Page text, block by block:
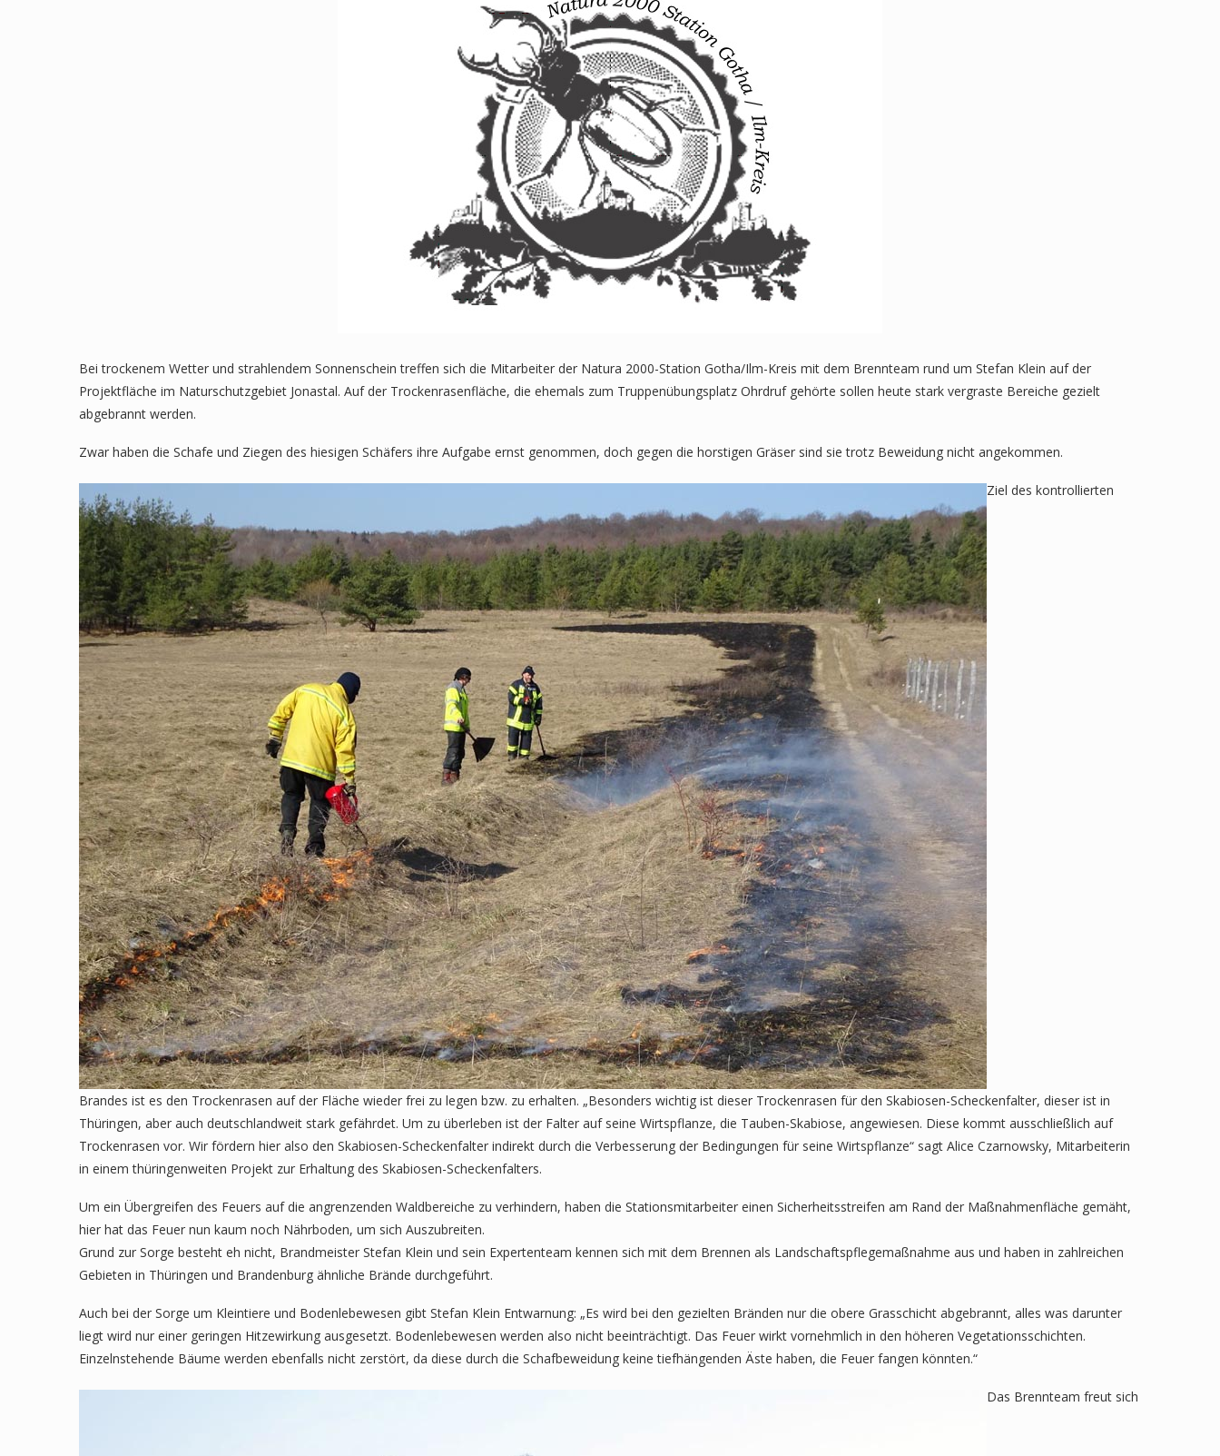
Bei trockenem Wetter und strahlendem Sonnenschein treffen sich die Mitarbeiter der Natura 2000-Station Gotha/Ilm-Kreis mit dem Brennteam rund um Stefan Klein auf der
Projektfläche im Naturschutzgebiet Jonastal. Auf der Trockenrasenfläche, die ehemals zum Truppenübungsplatz Ohrdruf gehörte sollen heute stark vergraste Bereiche gezielt
abgebrannt werden.
Zwar haben die Schafe und Ziegen des hiesigen Schäfers ihre Aufgabe ernst genommen, doch gegen die horstigen Gräser sind sie trotz Beweidung nicht angekommen.
Ziel des kontrollierten
Brandes ist es den Trockenrasen auf der Fläche wieder frei zu legen bzw. zu erhalten. „Besonders wichtig ist dieser Trockenrasen für den Skabiosen-Scheckenfalter, dieser ist in
Thüringen, aber auch deutschlandweit stark gefährdet. Um zu überleben ist der Falter auf seine Wirtspflanze, die Tauben-Skabiose, angewiesen. Diese kommt ausschließlich auf
Trockenrasen vor. Wir fördern hier also den Skabiosen-Scheckenfalter indirekt durch die Verbesserung der Bedingungen für seine Wirtspflanze“ sagt Alice Czarnowsky, Mitarbeiterin
in einem thüringenweiten Projekt zur Erhaltung des Skabiosen-Scheckenfalters.
Um ein Übergreifen des Feuers auf die angrenzenden Waldbereiche zu verhindern, haben die Stationsmitarbeiter einen Sicherheitsstreifen am Rand der Maßnahmenfläche gemäht,
hier hat das Feuer nun kaum noch Nährboden, um sich Auszubreiten.
Grund zur Sorge besteht eh nicht, Brandmeister Stefan Klein und sein Expertenteam kennen sich mit dem Brennen als Landschaftspflegemaßnahme aus und haben in zahlreichen
Gebieten in Thüringen und Brandenburg ähnliche Brände durchgeführt.
Auch bei der Sorge um Kleintiere und Bodenlebewesen gibt Stefan Klein Entwarnung: „Es wird bei den gezielten Bränden nur die obere Grasschicht abgebrannt, alles was darunter
liegt wird nur einer geringen Hitzewirkung ausgesetzt. Bodenlebewesen werden also nicht beeinträchtigt. Das Feuer wirkt vornehmlich in den höheren Vegetationsschichten.
Einzelnstehende Bäume werden ebenfalls nicht zerstört, da diese durch die Schafbeweidung keine tiefhängenden Äste haben, die Feuer fangen könnten.“
Das Brennteam freut sich